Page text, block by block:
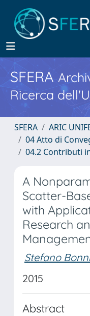
SFERA
Ricerca
SFERA
ARIC
04 Atto di
04.2 Contributi
A
Scatter-
with
Research
Stefano
2015
Abstract